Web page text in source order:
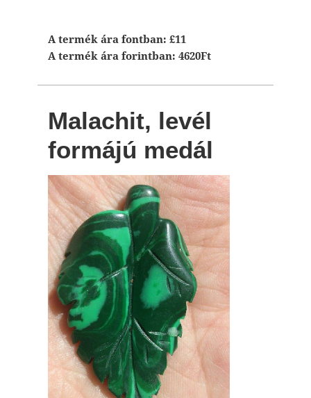
A termék ára fontban: £11
A termék ára forintban: 4620Ft
Malachit, levél
formájú medál